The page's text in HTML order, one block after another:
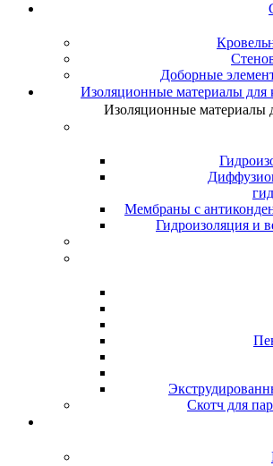
Доборные
Изоляционные материалы для
Изоляционные материалы
Мембраны с
Гидроизоляция и
Скотч для